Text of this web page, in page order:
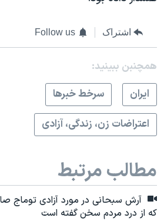
اشتراک Follow us
همچنبن ببینید:
ايران
سرخط خبرها
اعتراضات زن، زندگی، آزادی
مطالب مرتبط
آرش سبحانی در مورد آزادی توماج
که از درد مردم سخن گفته است